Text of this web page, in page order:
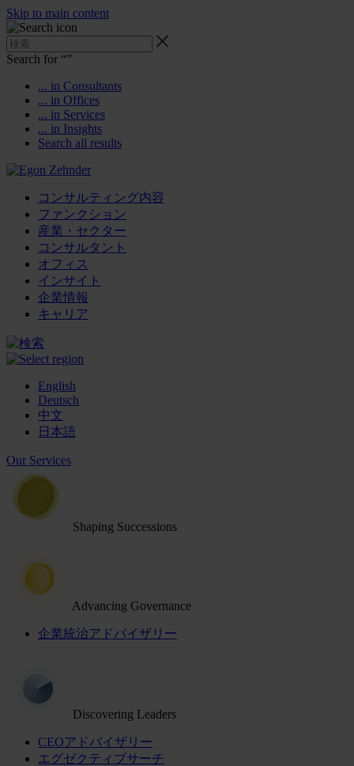
Skip to main content
Search for “”
... in Consultants
... in Offices
... in Services
... in Insights
Search all results
コンサルティング内容
ファンクション
産業・セクター
コンサルタント
オフィス
インサイト
企業情報
キャリア
English
Deutsch
中文
日本語
Our Services
Shaping Successions
Advancing Governance
企業統治アドバイザリー
Discovering Leaders
CEOアドバイザリー
エグゼクティブサーチ